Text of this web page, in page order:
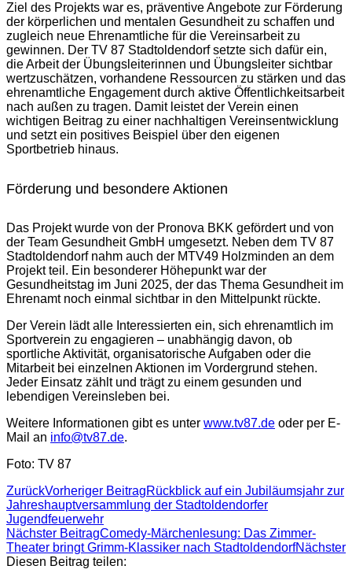
Ziel des Projekts war es, präventive Angebote zur Förderung
der körperlichen und mentalen Gesundheit zu schaffen und
zugleich neue Ehrenamtliche für die Vereinsarbeit zu
gewinnen. Der TV 87 Stadtoldendorf setzte sich dafür ein,
die Arbeit der Übungsleiterinnen und Übungsleiter sichtbar
wertzuschätzen, vorhandene Ressourcen zu stärken und das
ehrenamtliche Engagement durch aktive Öffentlichkeitsarbeit
nach außen zu tragen. Damit leistet der Verein einen
wichtigen Beitrag zu einer nachhaltigen Vereinsentwicklung
und setzt ein positives Beispiel über den eigenen
Sportbetrieb hinaus.
Förderung und besondere Aktionen
Das Projekt wurde von der Pronova BKK gefördert und von
der Team Gesundheit GmbH umgesetzt. Neben dem TV 87
Stadtoldendorf nahm auch der MTV49 Holzminden an dem
Projekt teil. Ein besonderer Höhepunkt war der
Gesundheitstag im Juni 2025, der das Thema Gesundheit im
Ehrenamt noch einmal sichtbar in den Mittelpunkt rückte.
Der Verein lädt alle Interessierten ein, sich ehrenamtlich im
Sportverein zu engagieren – unabhängig davon, ob
sportliche Aktivität, organisatorische Aufgaben oder die
Mitarbeit bei einzelnen Aktionen im Vordergrund stehen.
Jeder Einsatz zählt und trägt zu einem gesunden und
lebendigen Vereinsleben bei.
Weitere Informationen gibt es unter www.tv87.de oder per E-
Mail an info@tv87.de.
Foto: TV 87
ZurückVorheriger BeitragRückblick auf ein Jubiläumsjahr zur
Jahreshauptversammlung der Stadtoldendorfer
Jugendfeuerwehr
Nächster BeitragComedy-Märchenlesung: Das Zimmer-
Theater bringt Grimm-Klassiker nach StadtoldendorfNächster
Diesen Beitrag teilen: